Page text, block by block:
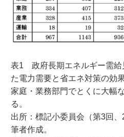
表1 政府長期エネルギー需給
た電力需要と省エネ対策の効果
家庭・業務部門でとくに大幅
る。
出所：標記小委員会（第3回
筆者作成。